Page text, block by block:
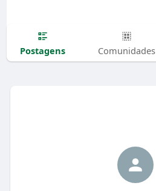
Postagens Comunidades